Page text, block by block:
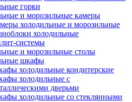
горки
и морозильные камеры
холодильные и морозильные
холодильные
системы
и морозильные столы
шкафы
холодильные кондитерские
холодильные с
дверьми
холодильные со стеклянными